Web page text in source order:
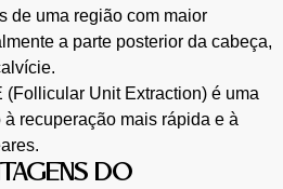
de uma região com maior
a parte posterior da cabeça,
Unit Extraction) é uma
recuperação mais rápida e à
DO